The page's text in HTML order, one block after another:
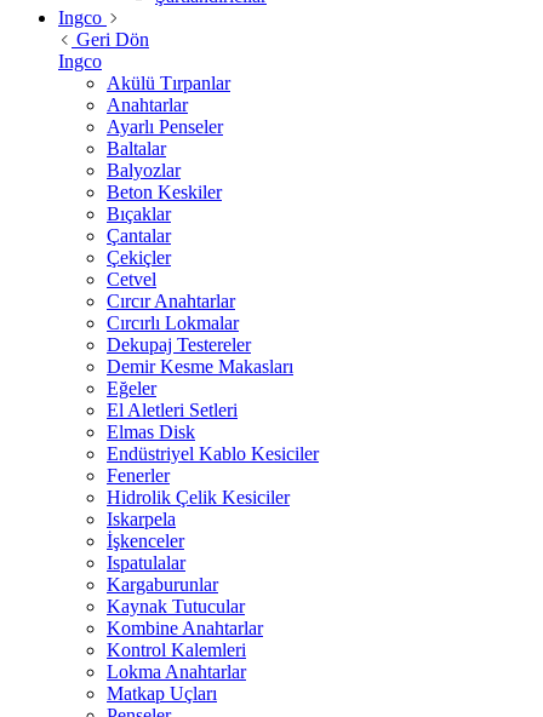
Ingco
Geri Dön
Ingco
Akülü Tırpanlar
Anahtarlar
Ayarlı Penseler
Baltalar
Balyozlar
Beton Keskiler
Bıçaklar
Çantalar
Çekiçler
Cetvel
Cırcır Anahtarlar
Cırcırlı Lokmalar
Dekupaj Testereler
Demir Kesme Makasları
Eğeler
El Aletleri Setleri
Elmas Disk
Endüstriyel Kablo Kesiciler
Fenerler
Hidrolik Çelik Kesiciler
Iskarpela
İşkenceler
Ispatulalar
Kargaburunlar
Kaynak Tutucular
Kombine Anahtarlar
Kontrol Kalemleri
Lokma Anahtarlar
Matkap Uçları